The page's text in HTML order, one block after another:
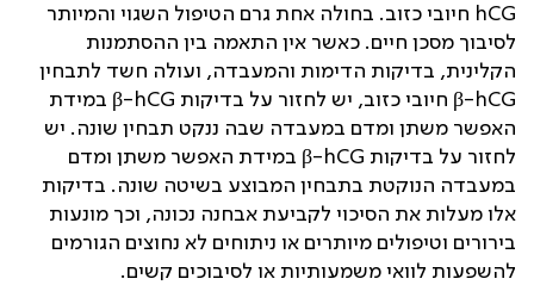
hCG חיובי כזוב. בחולה אחת גרם הטיפול השגוי והמיותר
לסיבוך מסכן חיים. כאשר אין התאמה בין ההסתמנות
הקלינית, בדיקות הדימות והמעבדה, ועולה חשד לתבחין
β-hCG חיובי כזוב, יש לחזור על בדיקות β-hCG במידת
האפשר משתן ומדם במעבדה שבה ננקט תבחין שונה. יש
לחזור על בדיקות β-hCG במידת האפשר משתן ומדם
במעבדה הנוקטת בתבחין המבוצע בשיטה שונה. בדיקות
אלו מעלות את הסיכוי לקביעת אבחנה נכונה, וכך מונעות
בירורים וטיפולים מיותרים או ניתוחים לא נחוצים הגורמים
להשפעות לוואי משמעותיות או לסיבוכים קשים.